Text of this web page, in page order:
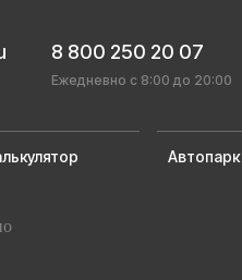
8 800 250 20 07
Ежедневно с 8:00 до 20:00
Автопарк